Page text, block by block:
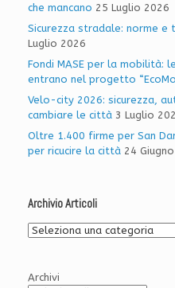
che mancano 25 Luglio 2026
Sicurezza stradale: norme
Luglio 2026
Fondi MASE per la mobilità:
entrano nel progetto
Velo-city 2026: sicurezza,
cambiare le città 3 Luglio
Oltre 1.400 firme per San
per ricucire la città 24
Archivio Articoli
Archivio
Archivi